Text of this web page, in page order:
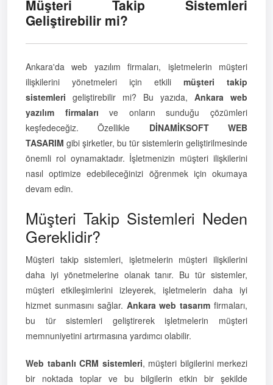
Müşteri Takip Sistemleri
Geliştirebilir mi?
Ankara'da web yazılım firmaları, işletmelerin müşteri
ilişkilerini yönetmeleri için etkili müşteri takip
sistemleri geliştirebilir mi? Bu yazıda, Ankara web
yazılım firmaları ve onların sunduğu çözümleri
keşfedeceğiz. Özellikle DİNAMİKSOFT WEB
TASARIM gibi şirketler, bu tür sistemlerin geliştirilmesinde
önemli rol oynamaktadır. İşletmenizin müşteri ilişkilerini
nasıl optimize edebileceğinizi öğrenmek için okumaya
devam edin.
Müşteri Takip Sistemleri Neden
Gereklidir?
Müşteri takip sistemleri, işletmelerin müşteri ilişkilerini
daha iyi yönetmelerine olanak tanır. Bu tür sistemler,
müşteri etkileşimlerini izleyerek, işletmelerin daha iyi
hizmet sunmasını sağlar. Ankara web tasarım firmaları,
bu tür sistemleri geliştirerek işletmelerin müşteri
memnuniyetini artırmasına yardımcı olabilir.
Web tabanlı CRM sistemleri, müşteri bilgilerini merkezi
bir noktada toplar ve bu bilgilerin etkin bir şekilde